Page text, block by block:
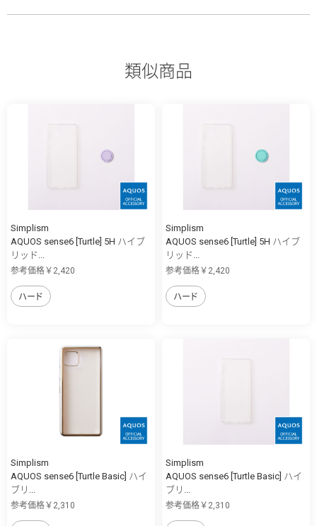
類似商品
Simplism
AQUOS sense6 [Turtle] 5H ハイブ
リッド...
参考価格￥2,420
ハード
Simplism
AQUOS sense6 [Turtle] 5H ハイブ
リッド...
参考価格￥2,420
ハード
Simplism
AQUOS sense6 [Turtle Basic] ハイ
ブリ...
参考価格￥2,310
Simplism
AQUOS sense6 [Turtle Basic] ハイ
ブリ...
参考価格￥2,310